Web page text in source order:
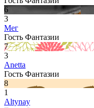
6
3
Мег
Гость Фантазии
7
3
Anetta
Гость Фантазии
8
1
Altynay